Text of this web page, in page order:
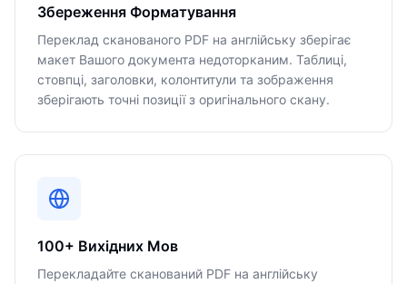
Збереження Форматування
Переклад сканованого PDF на англійську зберігає
макет Вашого документа недоторканим. Таблиці,
стовпці, заголовки, колонтитули та зображення
зберігають точні позиції з оригінального скану.
100+ Вихідних Мов
Перекладайте сканований PDF на англійську